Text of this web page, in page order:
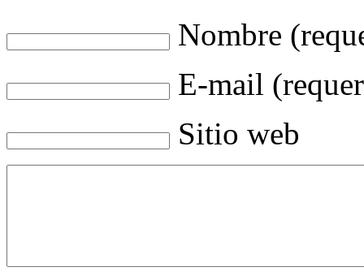
Nombre
E-mail
Sitio web